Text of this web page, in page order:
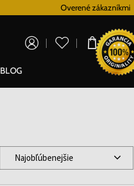
Overené zákazníkmi
0,00 €
BLOG
Najobľúbenejšie